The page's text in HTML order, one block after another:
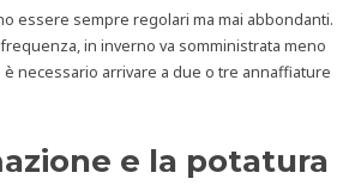
essere sempre regolari ma mai abbondanti.
in inverno va somministrata meno
necessario arrivare a due o tre annaffiature
e la potatura